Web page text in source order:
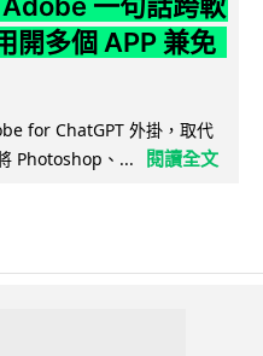
開多個 APP 兼免
for ChatGPT 外掛，取代
Photoshop、...
閱讀全文